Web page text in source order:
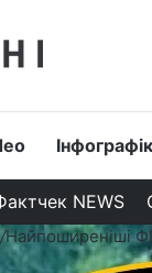
NEWS
/Найпоширеніші